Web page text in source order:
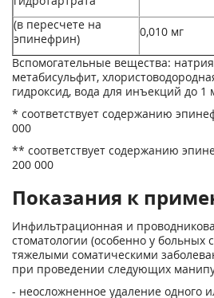
(в пересчете на
эпинефрин)
0,010 мг
Вспомогательные вещества:
метабисульфит,
гидроксид, вода для инъекций до 1
* соответствует содержанию
000
** соответствует содержанию
200 000
Показания к
Инфильтрационная и
стоматологии (особенно у больных
тяжелыми соматическими
при проведении следующих
- неосложненное удаление одного